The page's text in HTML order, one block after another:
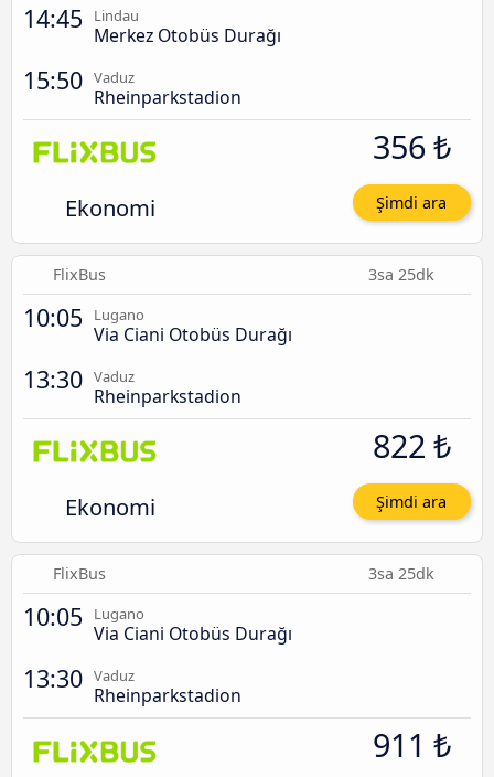
14:45 Lindau
Merkez Otobüs Durağı
15:50 Vaduz
Rheinparkstadion
Ekonomi
356 ₺
Şimdi ara
FlixBus 3sa 25dk
10:05 Lugano
Via Ciani Otobüs Durağı
13:30 Vaduz
Rheinparkstadion
Ekonomi
822 ₺
Şimdi ara
FlixBus 3sa 25dk
10:05 Lugano
Via Ciani Otobüs Durağı
13:30 Vaduz
Rheinparkstadion
911 ₺